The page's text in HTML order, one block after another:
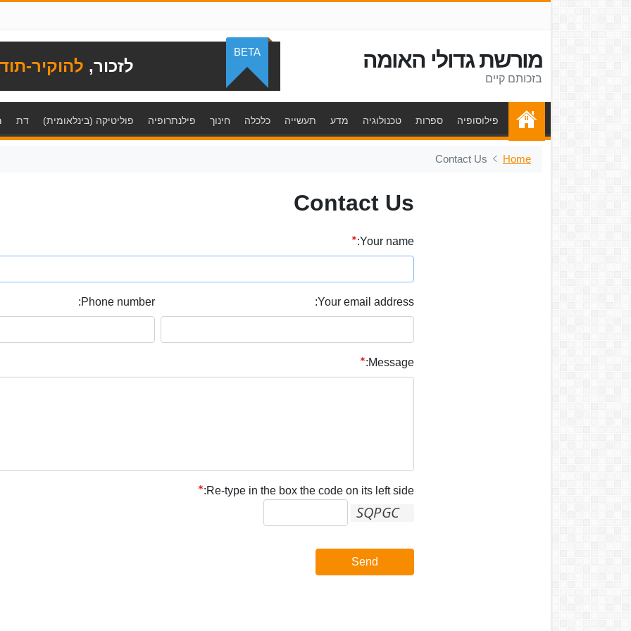
מורשת גדולי האומה
בזכותם קיים
לזכור, להוקיר-
BETA
פילוסופיה ספרות טכנולוגיה מדע תעשייה כלכלה חינוך פילנתרופיה פוליטיקה (בינלאומית) דת
Home
Contact Us
Contact Us
Your name:
Your email address:
Phone number:
Message:
Re-type in the box the code on its left side:
Send